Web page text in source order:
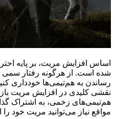
اساس افزایش مریت، بر پایه
شده است. از هرگونه رفتار سمی
رساندن به هم‌تیمی‌ها خودداری
نقشی کلیدی در افزایش مریت
هم‌تیمی‌های زخمی، به اشتراک
مواقع نیاز می‌توانید مریت خود